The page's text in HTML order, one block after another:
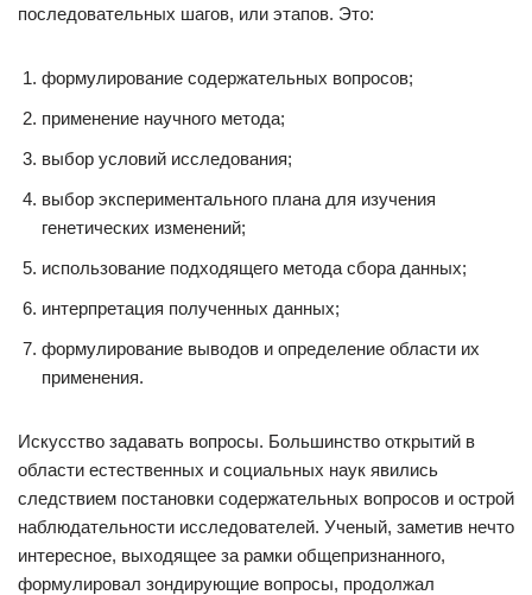
последовательных шагов, или этапов. Это:
формулирование содержательных вопросов;
применение научного метода;
выбор условий исследования;
выбор экспериментального плана для изучения
генетических изменений;
использование подходящего метода сбора данных;
интерпретация полученных данных;
формулирование выводов и определение области их
применения.
Искусство задавать вопросы. Большинство открытий в
области естественных и социальных наук явились
следствием постановки содержательных вопросов и острой
наблюдательности исследователей. Ученый, заметив нечто
интересное, выходящее за рамки общепризнанного,
формулировал зондирующие вопросы, продолжал